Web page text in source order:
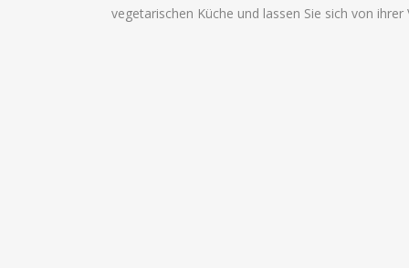
vegetarischen Küche und lassen Sie sich von ihrer